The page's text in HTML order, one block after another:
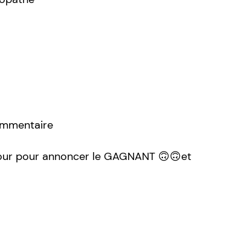
pour annoncer le GAGNANT 🙃🙃et